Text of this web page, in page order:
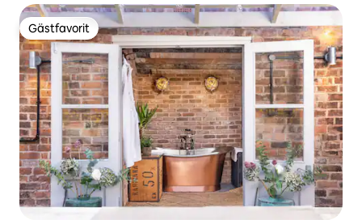
Gästfavorit
Gästfavorit